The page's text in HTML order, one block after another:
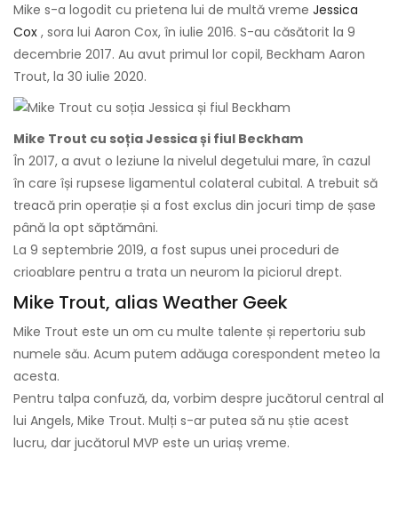
Mike s-a logodit cu prietena lui de multă vreme Jessica
Cox , sora lui Aaron Cox, în iulie 2016. S-au căsătorit la 9
decembrie 2017. Au avut primul lor copil, Beckham Aaron
Trout, la 30 iulie 2020.
Mike Trout cu soția Jessica și fiul Beckham
În 2017, a avut o leziune la nivelul degetului mare, în cazul
în care își rupsese ligamentul colateral cubital. A trebuit să
treacă prin operație și a fost exclus din jocuri timp de șase
până la opt săptămâni.
La 9 septembrie 2019, a fost supus unei proceduri de
crioablare pentru a trata un neurom la piciorul drept.
Mike Trout, alias Weather Geek
Mike Trout este un om cu multe talente și repertoriu sub
numele său. Acum putem adăuga corespondent meteo la
acesta.
Pentru talpa confuză, da, vorbim despre jucătorul central al
lui Angels, Mike Trout. Mulți s-ar putea să nu știe acest
lucru, dar jucătorul MVP este un uriaș vreme.